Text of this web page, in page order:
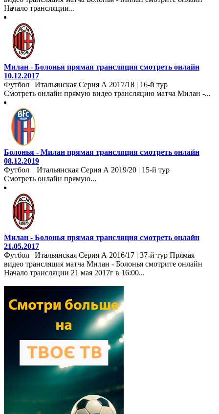
Начало трансляции...
Милан - Болонья прямая трансляция смотреть онлайн
10.12.2017
Футбол | Итальянская Серия А 2017/18 | 16-й тур
Смотреть онлайн прямую видео трансляцию матча Милан -...
Болонья - Милан прямая трансляция смотреть онлайн
08.12.2019
Футбол | Итальянская Серия А 2019/20 | 15-й тур
Смотреть онлайн прямую...
Милан - Болонья прямая трансляция смотреть онлайн
21.05.2017
Футбол | Итальянская Серия А 2016/17 | 37-й тур Прямая
видео трансляция матча Милан - Болонья смотрите онлайн
Начало трансляции 21 мая 2017г в 16:00...